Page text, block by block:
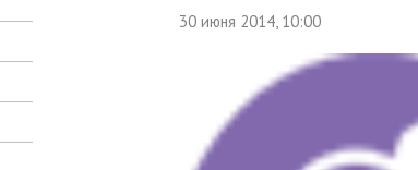
30 июня 2014, 10:00